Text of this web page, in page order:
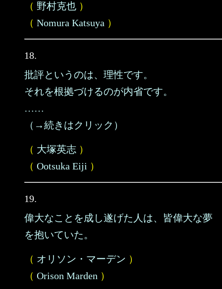
（ 野村克也 ）
（ Nomura Katsuya ）
18.
批評というのは、理性です。
それを根拠づけるのが内省です。
……
（→続きはクリック）
（ 大塚英志 ）
（ Ootsuka Eiji ）
19.
偉大なことを成し遂げた人は、皆偉大な夢
を抱いていた。
（ オリソン・マーデン ）
（ Orison Marden ）